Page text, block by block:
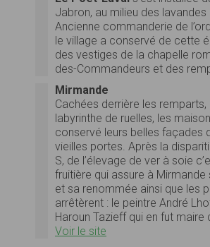
Jabron, au milieu des lavandes
Ancienne commanderie de
le village a conservé de cette
des vestiges de la chapelle
des-Commandeurs et des
Mirmande
Cachées derrière les
labyrinthe de ruelles, les
conservé leurs belles façades
vieilles portes. Après la
S, de l’élevage de ver à soie
fruitière qui assure à
et sa renommée ainsi que les
arrêtèrent : le peintre André
Haroun Tazieff qui en fut maire
Voir le site